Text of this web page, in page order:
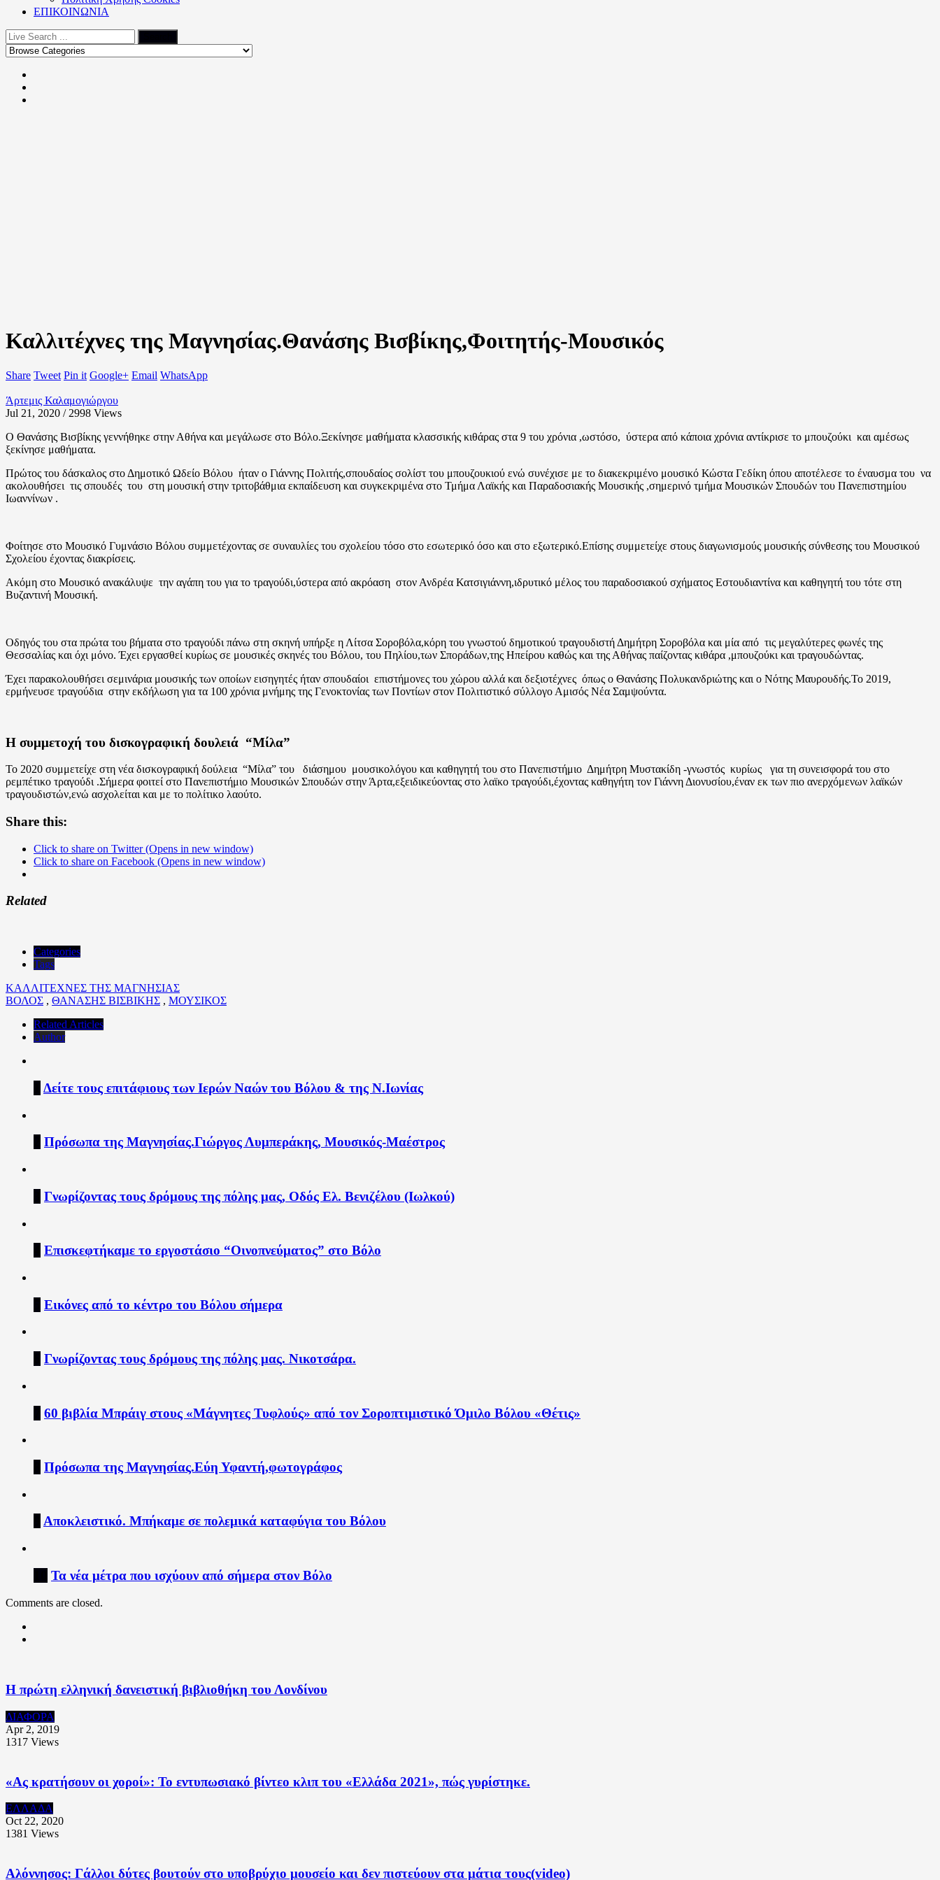
ΕΠΙΚΟΙΝΩΝΙΑ
Καλλιτέχνες της Μαγνησίας.Θανάσης Βισβίκης,Φοιτητής-Μουσικός
Share Tweet Pin it Google+ Email WhatsApp
Άρτεμις Καλαμογιώργου
Jul 21, 2020 / 2998 Views
Ο Θανάσης Βισβίκης γεννήθηκε στην Αθήνα και μεγάλωσε στο Βόλο.Ξεκίνησε μαθήματα κλασσικής κιθάρας στα 9 του χρόνια ,ωστόσο, ύστερα από κάποια χρόνια αντίκρισε το μπουζούκι και αμέσως
ξεκίνησε μαθήματα.
Πρώτος του δάσκαλος στο Δημοτικό Ωδείο Βόλου ήταν ο Γιάννης Πολιτής,σπουδαίος σολίστ του μπουζουκιού ενώ συνέχισε με το διακεκριμένο μουσικό Κώστα Γεδίκη όπου αποτέλεσε το έναυσμα του να
ακολουθήσει τις σπουδές του στη μουσική στην τριτοβάθμια εκπαίδευση και συγκεκριμένα στο Τμήμα Λαϊκής και Παραδοσιακής Μουσικής ,σημερινό τμήμα Μουσικών Σπουδών του Πανεπιστημίου
Ιωαννίνων .
Φοίτησε στο Μουσικό Γυμνάσιο Βόλου συμμετέχοντας σε συναυλίες του σχολείου τόσο στο εσωτερικό όσο και στο εξωτερικό.Επίσης συμμετείχε στους διαγωνισμούς μουσικής σύνθεσης του Μουσικού
Σχολείου έχοντας διακρίσεις.
Ακόμη στο Μουσικό ανακάλυψε την αγάπη του για το τραγούδι,ύστερα από ακρόαση στον Ανδρέα Κατσιγιάννη,ιδρυτικό μέλος του παραδοσιακού σχήματος Εστουδιαντίνα και καθηγητή του τότε στη
Βυζαντινή Μουσική.
Οδηγός του στα πρώτα του βήματα στο τραγούδι πάνω στη σκηνή υπήρξε η Λίτσα Σοροβόλα,κόρη του γνωστού δημοτικού τραγουδιστή Δημήτρη Σοροβόλα και μία από τις μεγαλύτερες φωνές της
Θεσσαλίας και όχι μόνο. Έχει εργασθεί κυρίως σε μουσικές σκηνές του Βόλου, του Πηλίου,των Σποράδων,της Ηπείρου καθώς και της Αθήνας παίζοντας κιθάρα ,μπουζούκι και τραγουδώντας.
Έχει παρακολουθήσει σεμινάρια μουσικής των οποίων εισηγητές ήταν σπουδαίοι επιστήμονες του χώρου αλλά και δεξιοτέχνες όπως ο Θανάσης Πολυκανδριώτης και ο Νότης Μαυρουδής.Το 2019,
ερμήνευσε τραγούδια στην εκδήλωση για τα 100 χρόνια μνήμης της Γενοκτονίας των Ποντίων στον Πολιτιστικό σύλλογο Αμισός Νέα Σαμψούντα.
Η συμμετοχή του δισκογραφική δουλειά “Μίλα”
Το 2020 συμμετείχε στη νέα δισκογραφική δούλεια “Μίλα” του διάσημου μουσικολόγου και καθηγητή του στο Πανεπιστήμιο Δημήτρη Μυστακίδη -γνωστός κυρίως για τη συνεισφορά του στο
ρεμπέτικο τραγούδι .Σήμερα φοιτεί στο Πανεπιστήμιο Μουσικών Σπουδών στην Άρτα,εξειδικεύοντας στο λαϊκο τραγούδι,έχοντας καθηγήτη τον Γιάννη Διονυσίου,έναν εκ των πιο ανερχόμενων λαϊκών
τραγουδιστών,ενώ ασχολείται και με το πολίτικο λαούτο.
Share this:
Click to share on Twitter (Opens in new window)
Click to share on Facebook (Opens in new window)
Related
Categories
Tags
ΚΑΛΛΙΤΕΧΝΕΣ ΤΗΣ ΜΑΓΝΗΣΙΑΣ
ΒΟΛΟΣ , ΘΑΝΑΣΗΣ ΒΙΣΒΙΚΗΣ , ΜΟΥΣΙΚΟΣ
Related Articles
Author
Δείτε τους επιτάφιους των Ιερών Ναών του Βόλου & της Ν.Ιωνίας
Πρόσωπα της Μαγνησίας.Γιώργος Λυμπεράκης, Μουσικός-Μαέστρος
Γνωρίζοντας τους δρόμους της πόλης μας, Οδός Ελ. Βενιζέλου (Ιωλκού)
Επισκεφτήκαμε το εργοστάσιο “Οινοπνεύματος” στο Βόλο
Εικόνες από το κέντρο του Βόλου σήμερα
Γνωρίζοντας τους δρόμους της πόλης μας. Νικοτσάρα.
60 βιβλία Μπράιγ στους «Μάγνητες Τυφλούς» από τον Σοροπτιμιστικό Όμιλο Βόλου «Θέτις»
Πρόσωπα της Μαγνησίας.Εύη Υφαντή,φωτογράφος
Αποκλειστικό. Μπήκαμε σε πολεμικά καταφύγια του Βόλου
Τα νέα μέτρα που ισχύουν από σήμερα στον Βόλο
Comments are closed.
Η πρώτη ελληνική δανειστική βιβλιοθήκη του Λονδίνου
ΔΙΑΦΟΡΑ
Apr 2, 2019
1317 Views
«Ας κρατήσουν οι χοροί»: Το εντυπωσιακό βίντεο κλιπ του «Ελλάδα 2021», πώς γυρίστηκε.
ΕΛΛΑΔΑ
Oct 22, 2020
1381 Views
Αλόννησος: Γάλλοι δύτες βουτούν στο υποβρύχιο μουσείο και δεν πιστεύουν στα μάτια τους(video)